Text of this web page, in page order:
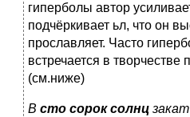
гиперболы автор
подчёркивает ьл, что он
прославляет. Часто
встречается в творчестве
(см.ниже)
В сто сорок солнц